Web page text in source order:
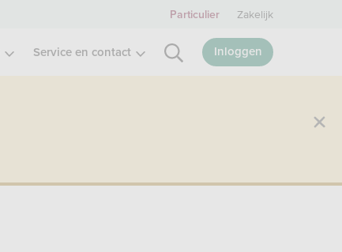
Service en contact Inloggen
Particulier Zakelijk